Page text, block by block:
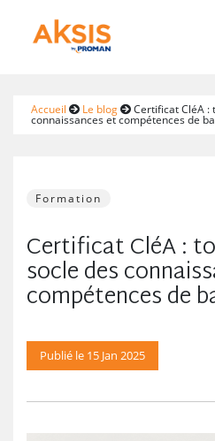
Accueil Le blog Certificat CléA :
connaissances et compétences de
Formation
Certificat CléA :
socle des
compétences de
Publié le 15 Jan 2025